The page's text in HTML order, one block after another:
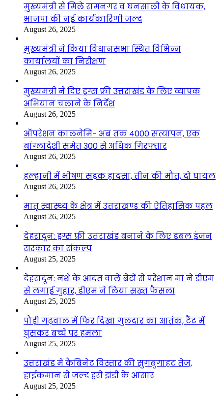
मुख्यमंत्री से मिले रामनगर व घनसाली के विधायक,
भाजपा की नई कार्यकारिणी जल्द
August 26, 2025
मुख्यमंत्री ने किया विधानसभा स्थित विभिन्न
कार्यालयों का निरीक्षण
August 26, 2025
मुख्यमंत्री ने दिए ड्रग्स फ्री उत्तराखंड के लिए व्यापक
अभियान चलाने के निर्देश
August 26, 2025
ऑपरेशन कालनेमि- अब तक 4000 सत्यापन, एक
बांग्लादेशी समेत 300 से अधिक गिरफ्तार
August 26, 2025
हल्द्वानी में भीषण सड़क हादसा, तीन की मौत, दो घायल
August 26, 2025
मातृ स्वास्थ्य के क्षेत्र में उत्तराखण्ड की ऐतिहासिक पहल
August 26, 2025
देहरादून: ड्रग्स फ्री उत्तराखंड बनाने के लिए डबल इंजन
सरकार का संकल्प
August 25, 2025
देहरादून: नशे के आदत वाले बेटों से परेशान मां ने डीएम
से लगाई गुहार, डीएम ने लिया सख्त फैसला
August 25, 2025
पौड़ी गढ़वाल में फिर दिखा गुलदार का आतंक, टैंट में
घुसकर बच्चे पर हमला
August 25, 2025
उत्तराखंड में कैबिनेट विस्तार की सुगबुगाहट तेज,
हाईकमान से जल्द हरी झंडी के आसार
August 25, 2025